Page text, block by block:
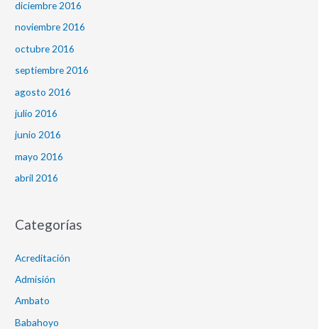
diciembre 2016
noviembre 2016
octubre 2016
septiembre 2016
agosto 2016
julio 2016
junio 2016
mayo 2016
abril 2016
Categorías
Acreditación
Admisión
Ambato
Babahoyo